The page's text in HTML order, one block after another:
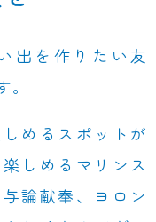
出を作りたい友
。
めるスポットが
しめるマリンス
論献奉、ヨロン